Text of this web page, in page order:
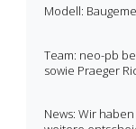
Modell:
Team: neo-pb
sowie Praeger
News: Wir